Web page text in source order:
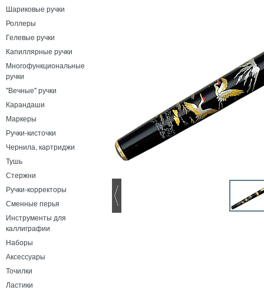
Шариковые ручки
Роллеры
Гелевые ручки
Капиллярные ручки
Многофункциональные
ручки
"Вечные" ручки
Карандаши
Маркеры
Ручки-кисточки
Чернила, картриджи
Тушь
Стержни
Ручки-корректоры
Сменные перья
Инструменты для
каллиграфии
Наборы
Аксессуары
Точилки
Ластики